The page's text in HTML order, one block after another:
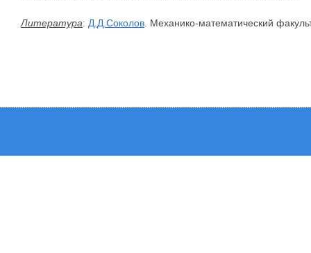
Литература: Д.Д.Соколов . Механико-математический